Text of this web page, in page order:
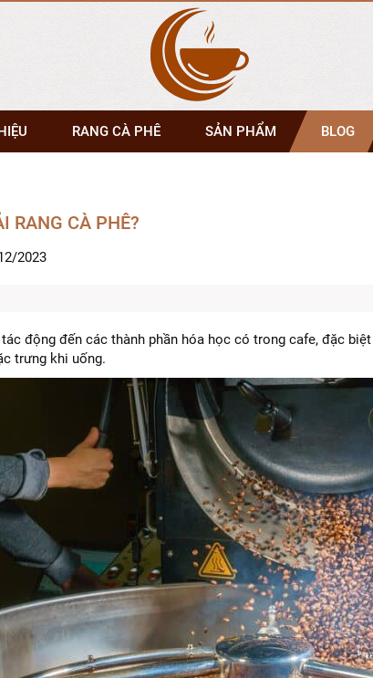
RANG CÀ PHÊ SẢN PHẨM BLOG
RANG CÀ PHÊ?
2023
động đến các thành phần hóa học có trong cafe, đặc
trưng khi uống.